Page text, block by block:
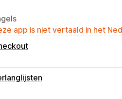
app is niet vertaald in het